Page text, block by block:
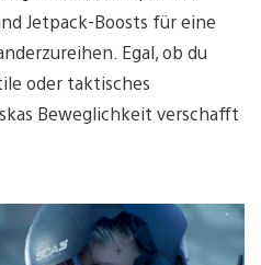
Jetpack-Boosts für eine
Egal, ob du
oder taktisches
Beweglichkeit verschafft